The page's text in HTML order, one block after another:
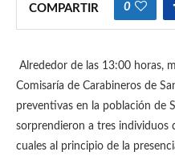
COMPARTIR 0
Alrededor de las 13:00 horas,
Comisaría de Carabineros de
preventivas en la población de
sorprendieron a tres individuos
cuales al principio de la